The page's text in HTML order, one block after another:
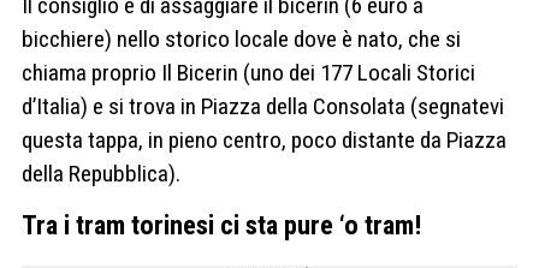
bicchiere) nello storico locale dove è nato, che si
chiama proprio Il Bicerin (uno dei 177 Locali Storici
d’Italia) e si trova in Piazza della Consolata (segnatevi
questa tappa, in pieno centro, poco distante da Piazza
della Repubblica).
Tra i tram torinesi ci sta pure ‘o tram!